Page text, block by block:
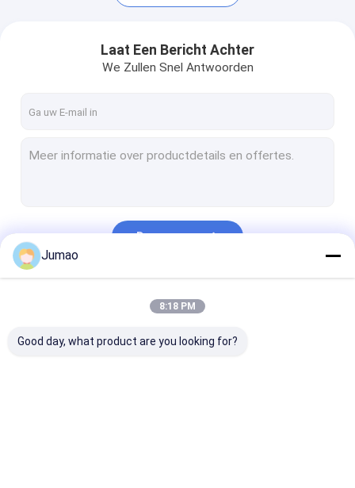
roestvrijstalen watergordijn
Metalen gaasgordijnen
Wire Mesh Room Divider
Metalen doekjes
Kabinetscherm-invoegingen
Laat Een Bericht Achter
We Zullen Snel Antwoorden
Doorgaan
Jumao
8:18 PM
Good day, what product are you looking for?